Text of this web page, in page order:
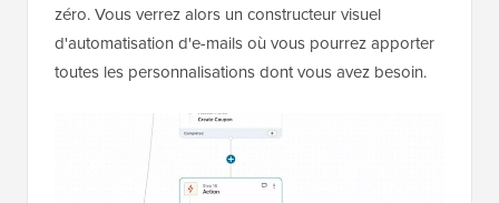
zéro. Vous verrez alors un constructeur visuel
d'automatisation d'e-mails où vous pourrez apporter
toutes les personnalisations dont vous avez besoin.